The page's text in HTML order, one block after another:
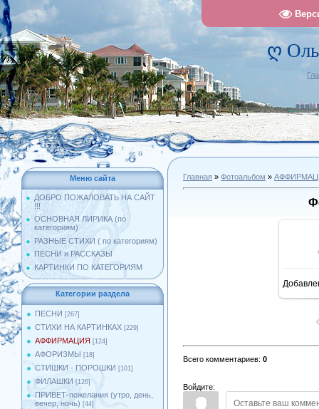
ღ
Меню сайта
ДОБРО ПОЖАЛОВАТЬ НА САЙТ
!!!
ОСНОВНАЯ ЛИРИКА (по
категориям)
РАЗНЫЕ СТИХИ ( по категориям)
ПЕСНИ и РАССКАЗЫ
КАРТИНКИ ПО КАТЕГОРИЯМ
Категории раздела
ПЕСНИ [267]
СТИХИ НА КАРТИНКАХ [229]
АФФИРМАЦИЯ [124]
АФОРИЗМЫ [18]
СТИШКИ - ПОРОШКИ [101]
ФИЛАШКИ [126]
ПРИВЕТ-пожелания (утро, день,
вечер, ночь) [44]
Главная » Фотоальбом »
Всего комментариев: 0
Войдите: